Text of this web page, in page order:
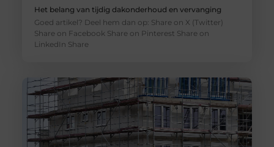
Het belang van tijdig dakonderhoud en vervanging
Goed artikel? Deel hem dan op: Share on X (Twitter)
Share on Facebook Share on Pinterest Share on
LinkedIn Share